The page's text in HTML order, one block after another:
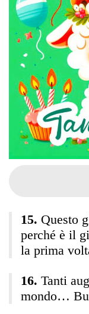
Questo
perché è il
la prima
Tanti
mondo…